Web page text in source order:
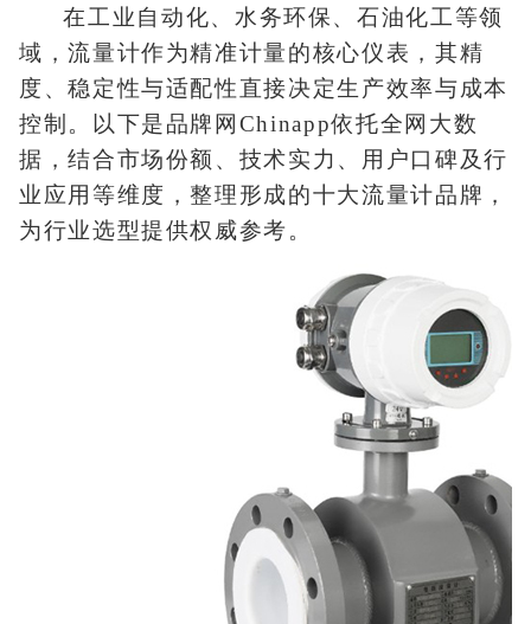
在工业自动化、水务环保、石油化工等领
域，流量计作为精准计量的核心仪表，其精
度、稳定性与适配性直接决定生产效率与成本
控制。以下是品牌网Chinapp依托全网大数
据，结合市场份额、技术实力、用户口碑及行
业应用等维度，整理形成的十大流量计品牌，
为行业选型提供权威参考。